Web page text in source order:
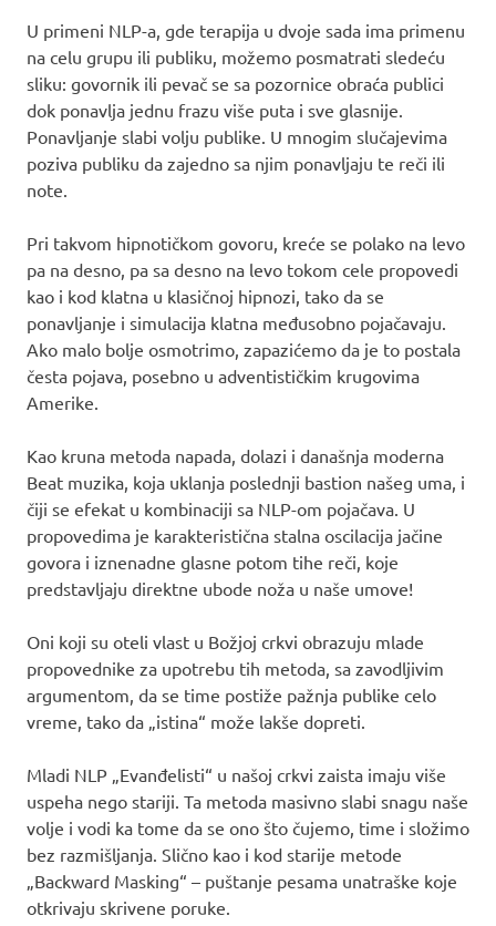
U primeni NLP-a, gde terapija u dvoje sada ima primenu
na celu grupu ili publiku, možemo posmatrati sledeću
sliku: govornik ili pevač se sa pozornice obraća publici
dok ponavlja jednu frazu više puta i sve glasnije.
Ponavljanje slabi volju publike. U mnogim slučajevima
poziva publiku da zajedno sa njim ponavljaju te reči ili
note.
Pri takvom hipnotičkom govoru, kreće se polako na levo
pa na desno, pa sa desno na levo tokom cele propovedi
kao i kod klatna u klasičnoj hipnozi, tako da se
ponavljanje i simulacija klatna međusobno pojačavaju.
Ako malo bolje osmotrimo, zapazićemo da je to postala
česta pojava, posebno u adventističkim krugovima
Amerike.
Kao kruna metoda napada, dolazi i današnja moderna
Beat muzika, koja uklanja poslednji bastion našeg uma, i
čiji se efekat u kombinaciji sa NLP-om pojačava. U
propovedima je karakteristična stalna oscilacija jačine
govora i iznenadne glasne potom tihe reči, koje
predstavljaju direktne ubode noža u naše umove!
Oni koji su oteli vlast u Božjoj crkvi obrazuju mlade
propovednike za upotrebu tih metoda, sa zavodljivim
argumentom, da se time postiže pažnja publike celo
vreme, tako da „istina“ može lakše dopreti.
Mladi NLP „Evanđelisti“ u našoj crkvi zaista imaju više
uspeha nego stariji. Ta metoda masivno slabi snagu naše
volje i vodi ka tome da se ono što čujemo, time i složimo
bez razmišljanja. Slično kao i kod starije metode
„Backward Masking“ – puštanje pesama unatraške koje
otkrivaju skrivene poruke.